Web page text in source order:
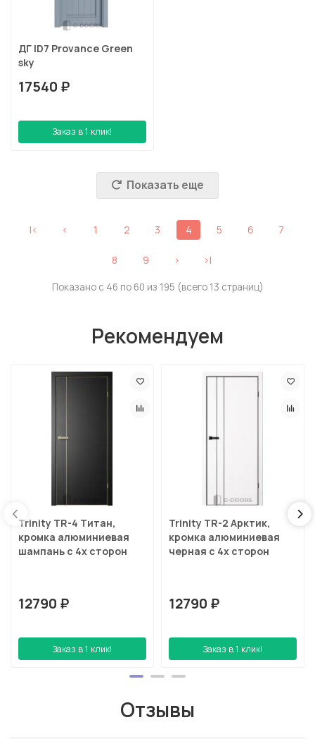
ДГ ID7 Provance Green
sky
17540 ₽
Заказ в 1 клик!
Показать еще
|< < 1 2 3 4 5 6 7
8 9 > >|
Показано с 46 по 60 из 195 (всего 13 страниц)
Рекомендуем
Trinity TR-4 Титан,
кромка алюминиевая
шампань с 4х сторон
12790 ₽
Заказ в 1 клик!
Trinity TR-2 Арктик,
кромка алюминиевая
черная с 4х сторон
12790 ₽
Заказ в 1 клик!
Отзывы